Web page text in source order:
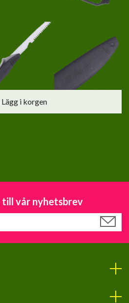
Lägg i korgen
till vår nyhetsbrev